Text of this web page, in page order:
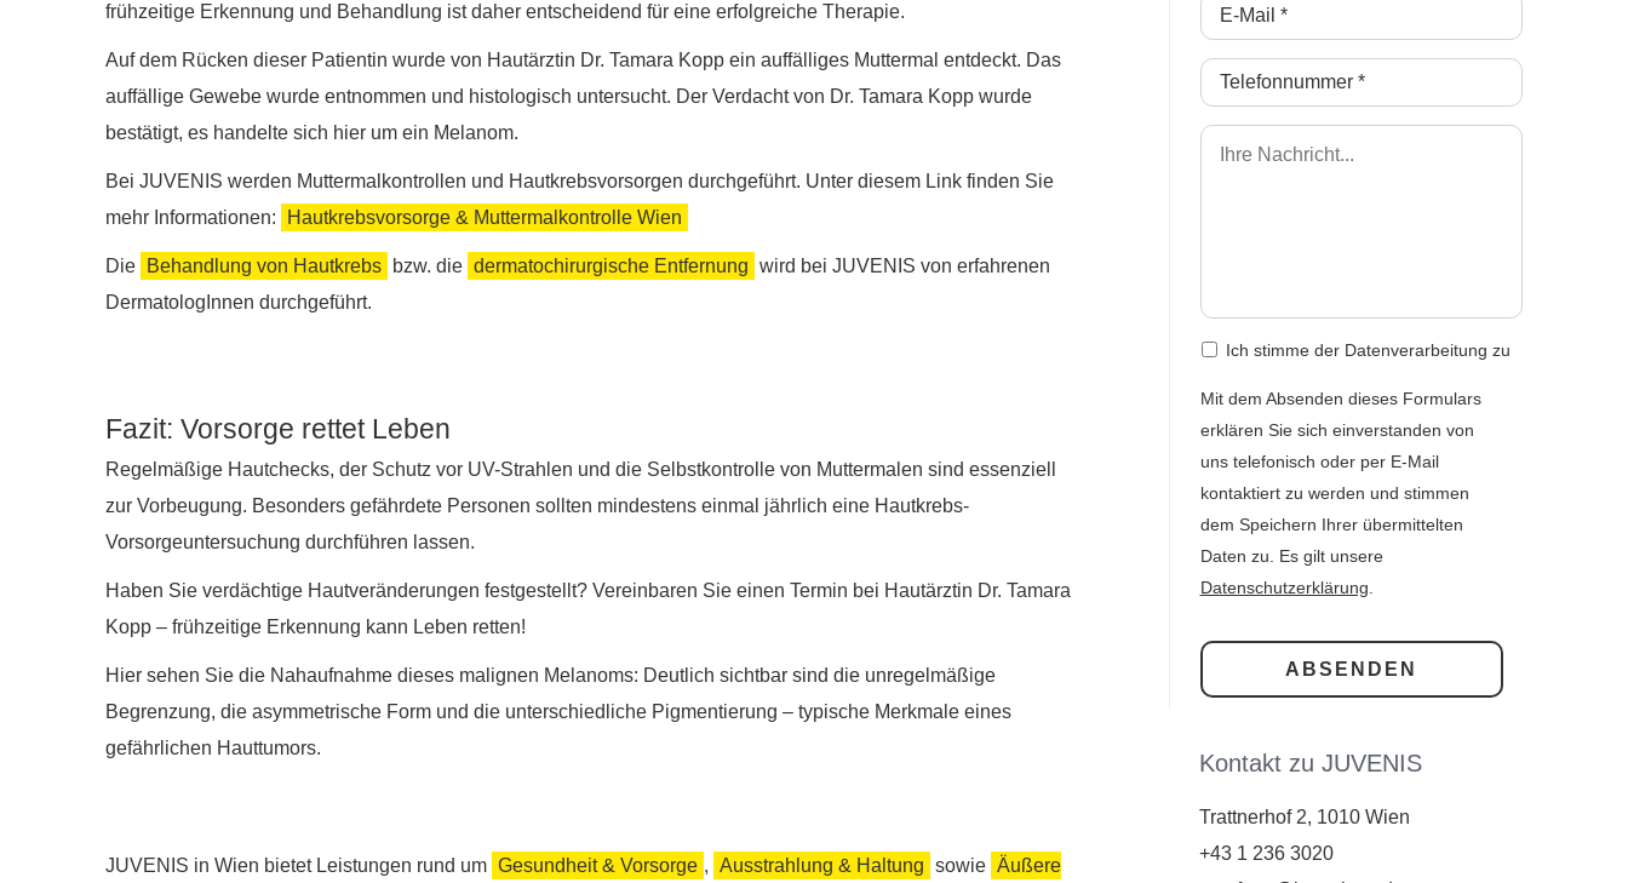
frühzeitige Erkennung und Behandlung ist daher entscheidend für eine erfolgreiche Therapie.
Auf dem Rücken dieser Patientin wurde von Hautärztin Dr. Tamara Kopp ein auffälliges Muttermal entdeckt. Das
auffällige Gewebe wurde entnommen und histologisch untersucht. Der Verdacht von Dr. Tamara Kopp wurde
bestätigt, es handelte sich hier um ein Melanom.
Bei JUVENIS werden Muttermalkontrollen und Hautkrebsvorsorgen durchgeführt. Unter diesem Link finden Sie
mehr Informationen:
Hautkrebsvorsorge & Muttermalkontrolle Wien
Die Behandlung von Hautkrebs bzw. die dermatochirurgische Entfernung wird bei JUVENIS von erfahrenen
DermatologInnen durchgeführt.
Fazit: Vorsorge rettet Leben
Regelmäßige Hautchecks, der Schutz vor UV-Strahlen und die Selbstkontrolle von Muttermalen sind essenziell
zur Vorbeugung. Besonders gefährdete Personen sollten mindestens einmal jährlich eine Hautkrebs-
Vorsorgeuntersuchung durchführen lassen.
Haben Sie verdächtige Hautveränderungen festgestellt? Vereinbaren Sie einen Termin bei Hautärztin Dr. Tamara
Kopp – frühzeitige Erkennung kann Leben retten!
Hier sehen Sie die Nahaufnahme dieses malignen Melanoms: Deutlich sichtbar sind die unregelmäßige
Begrenzung, die asymmetrische Form und die unterschiedliche Pigmentierung – typische Merkmale eines
gefährlichen Hauttumors.
JUVENIS in Wien bietet Leistungen rund um Gesundheit & Vorsorge , Ausstrahlung & Haltung sowie Äußere
Ich stimme der Datenverarbeitung zu
Mit dem Absenden dieses Formulars
erklären Sie sich einverstanden von
uns telefonisch oder per E-Mail
kontaktiert zu werden und stimmen
dem Speichern Ihrer übermittelten
Daten zu. Es gilt unsere
Datenschutzerklärung
Kontakt zu JUVENIS
Trattnerhof 2, 1010 Wien
+43 1 236 3020